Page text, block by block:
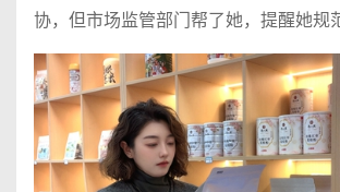
协，但市场监管部门帮了她，提醒她规